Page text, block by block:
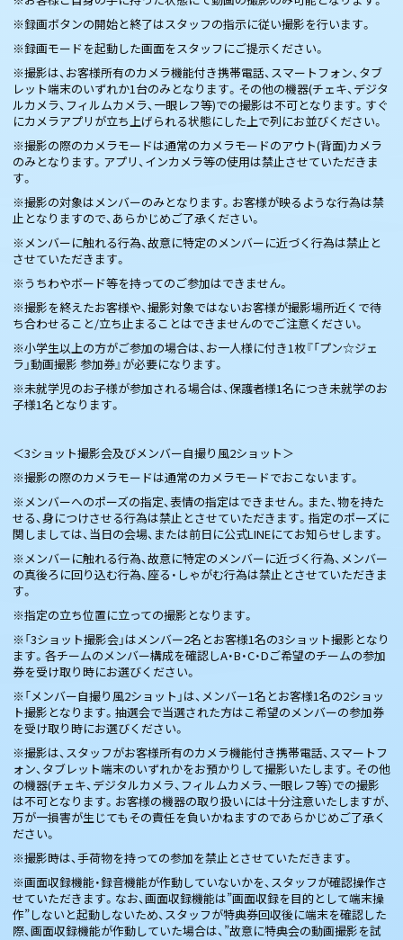
※録画ボタンの開始と終了はスタッフの指示に従い撮影を行います。
※録画モードを起動した画面をスタッフにご提示ください。
※撮影は、お客様所有のカメラ機能付き携帯電話、スマートフォン、タブ
レット端末のいずれか1台のみとなります。その他の機器(チェキ、デジタ
ルカメラ、フィルムカメラ、一眼レフ等)での撮影は不可となります。すぐ
にカメラアプリが立ち上げられる状態にした上で列にお並びください。
※撮影の際のカメラモードは通常のカメラモードのアウト(背面)カメラ
のみとなります。アプリ、インカメラ等の使用は禁止させていただきま
す。
※撮影の対象はメンバーのみとなります。お客様が映るような行為は禁
止となりますので、あらかじめご了承ください。
※メンバーに触れる行為、故意に特定のメンバーに近づく行為は禁止と
させていただきます。
※うちわやボード等を持ってのご参加はできません。
※撮影を終えたお客様や、撮影対象ではないお客様が撮影場所近くで待
ち合わせること/立ち止まることはできませんのでご注意ください。
※小学生以上の方がご参加の場合は、お一人様に付き1枚『「プン☆ジェ
ラ」動画撮影 参加券』が必要になります。
※未就学児のお子様が参加される場合は、保護者様1名につき未就学のお
子様1名となります。
＜3ショット撮影会及びメンバー自撮り風2ショット＞
※撮影の際のカメラモードは通常のカメラモードでおこないます。
※メンバーへのポーズの指定、表情の指定はできません。また、物を持た
せる、身につけさせる行為は禁止とさせていただきます。指定のポーズに
関しましては、当日の会場、または前日に公式LINEにてお知らせします。
※メンバーに触れる行為、故意に特定のメンバーに近づく行為、メンバー
の真後ろに回り込む行為、座る・しゃがむ行為は禁止とさせていただきま
す。
※指定の立ち位置に立っての撮影となります。
※「3ショット撮影会」はメンバー2名とお客様1名の3ショット撮影となり
ます。各チームのメンバー構成を確認しA・B・C・Dご希望のチームの参加
券を受け取り時にお選びください。
※「メンバー自撮り風2ショット」は、メンバー1名とお客様1名の2ショッ
ト撮影となります。抽選会で当選された方はこ希望のメンバーの参加券
を受け取り時にお選びください。
※撮影は、スタッフがお客様所有のカメラ機能付き携帯電話、スマートフ
ォン、タブレット端末のいずれかをお預かりして撮影いたします。その他
の機器(チェキ、デジタルカメラ、フィルムカメラ、一眼レフ等）での撮影
は不可となります。お客様の機器の取り扱いには十分注意いたしますが、
万が一損害が生じてもその責任を負いかねますのであらかじめご了承く
ださい。
※撮影時は、手荷物を持っての参加を禁止とさせていただきます。
※画面収録機能・録音機能が作動していないかを、スタッフが確認操作さ
せていただきます。なお、画面収録機能は”画面収録を目的として端末操
作”しないと起動しないため、スタッフが特典券回収後に端末を確認した
際、画面収録機能が作動していた場合は、”故意に特典会の動画撮影を試